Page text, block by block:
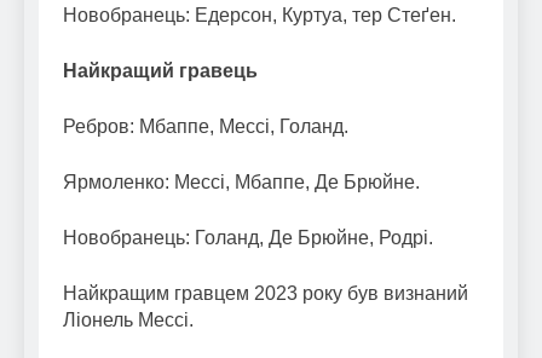
Новобранець: Едерсон, Куртуа, тер Стеґен.
Найкращий гравець
Ребров: Мбаппе, Мессі, Голанд.
Ярмоленко: Мессі, Мбаппе, Де Брюйне.
Новобранець: Голанд, Де Брюйне, Родрі.
Найкращим гравцем 2023 року був визнаний
Ліонель Мессі.